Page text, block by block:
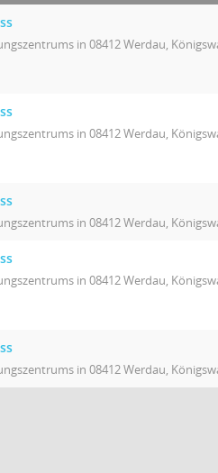
in 08412 Werdau,
in 08412 Werdau,
in 08412 Werdau,
in 08412 Werdau,
in 08412 Werdau,